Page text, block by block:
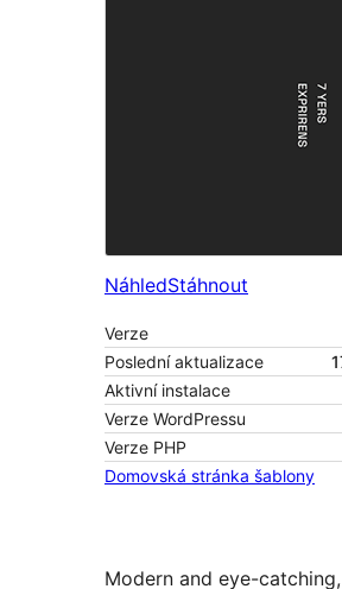
NáhledStáhnout
Verze
Poslední aktualizace
Aktivní instalace
Verze WordPressu
Verze PHP
Domovská stránka šablony
Modern and eye-